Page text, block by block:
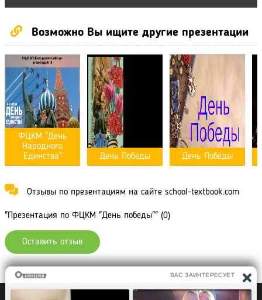
Возможно Вы ищите другие презентации
ФЦКМ "День
Народного
Единства"
День Победы День Победы
Отзывы по презентациям на сайте school-textbook.com
"Презентация по ФЦКМ "День победы"" (0)
Оставить отзыв